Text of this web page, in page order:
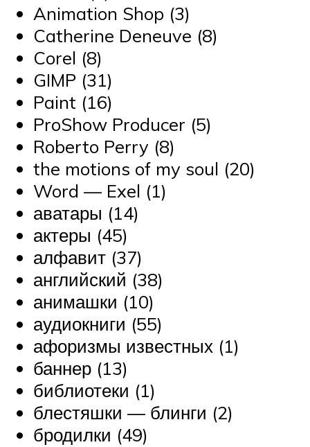
Animation Shop (3)
Catherine Deneuve (8)
Corel (8)
GIMP (31)
Paint (16)
ProShow Producer (5)
Roberto Perry (8)
the motions of my soul (20)
Word — Exel (1)
аватары (14)
актеры (45)
алфавит (37)
английский (38)
анимашки (10)
аудиокниги (55)
афоризмы известных (1)
баннер (13)
библиотеки (1)
блестяшки — блинги (2)
бродилки (49)